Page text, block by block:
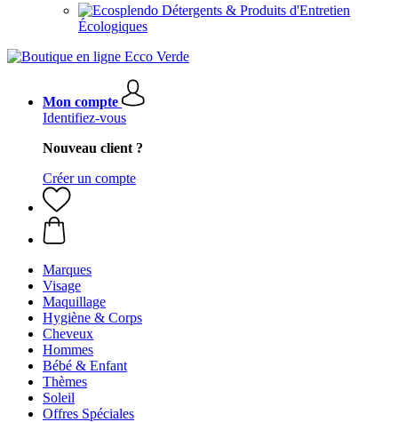
Détergents & Produits d'Entretien
Écologiques
Mon compte
Identifiez-vous
Nouveau client ?
Créer un compte
Marques
Visage
Maquillage
Hygiène & Corps
Cheveux
Hommes
Bébé & Enfant
Thèmes
Soleil
Offres Spéciales